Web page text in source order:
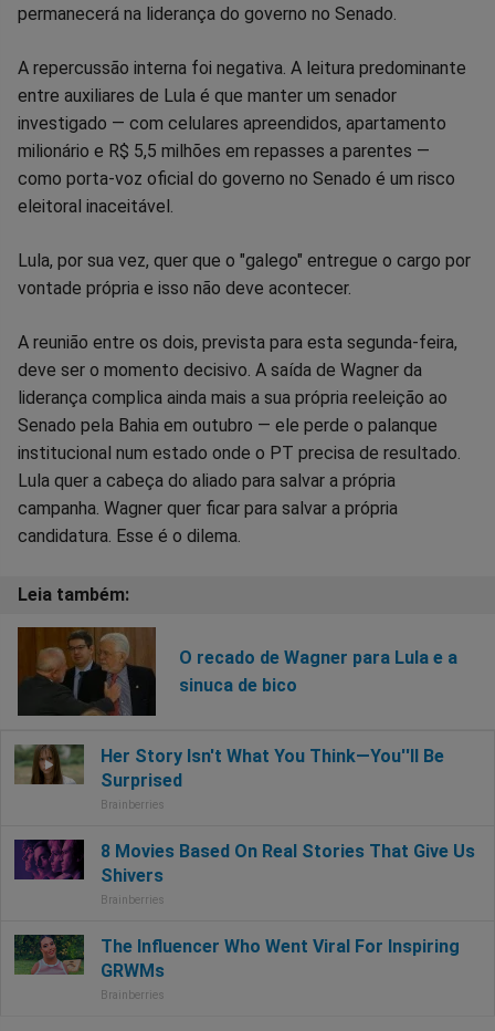
permanecerá na liderança do governo no Senado.
A repercussão interna foi negativa. A leitura predominante
entre auxiliares de Lula é que manter um senador
investigado — com celulares apreendidos, apartamento
milionário e R$ 5,5 milhões em repasses a parentes —
como porta-voz oficial do governo no Senado é um risco
eleitoral inaceitável.
Lula, por sua vez, quer que o "galego" entregue o cargo por
vontade própria e isso não deve acontecer.
A reunião entre os dois, prevista para esta segunda-feira,
deve ser o momento decisivo. A saída de Wagner da
liderança complica ainda mais a sua própria reeleição ao
Senado pela Bahia em outubro — ele perde o palanque
institucional num estado onde o PT precisa de resultado.
Lula quer a cabeça do aliado para salvar a própria
campanha. Wagner quer ficar para salvar a própria
candidatura. Esse é o dilema.
O recado de Wagner para Lula e a
sinuca de bico